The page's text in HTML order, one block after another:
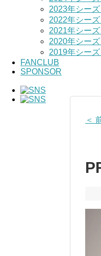
2023年シー
2022年シー
2021年シー
2020年シー
2019年シー
FANCLUB
SPONSOR
＜